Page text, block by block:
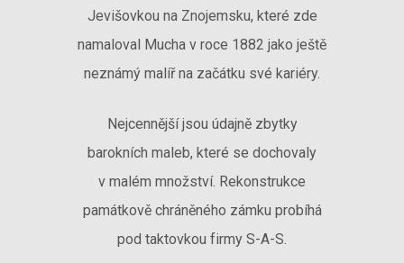
Jevišovkou na Znojemsku, které zde
namaloval Mucha v roce 1882 jako ještě
neznámý malíř na začátku své kariéry.
Nejcennější jsou údajně zbytky
barokních maleb, které se dochovaly
v malém množství. Rekonstrukce
památkově chráněného zámku probíhá
pod taktovkou firmy S-A-S.